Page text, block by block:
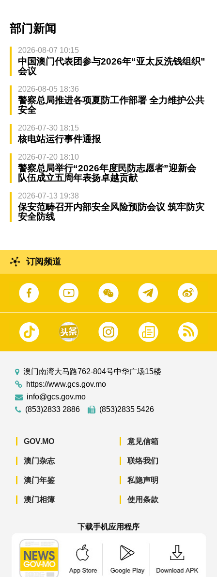
部门新闻
2026-08-07 10:15
中国澳门代表团参与2026年“亚太反洗钱组织”
会议
2026-08-05 18:36
警察总局推进各项夏防工作部署 全力维护公共
安全
2026-07-30 18:15
核电站运行事件通报
2026-07-20 18:10
警察总局举行“2026年度民防志愿者”迎新会
队伍成立五周年表扬卓越贡献
2026-07-13 19:38
保安范畴召开内部安全风险预防会议 筑牢防灾
安全防线
订阅频道
澳门南湾大马路762-804号中华广场15楼
https://www.gcs.gov.mo
info@gcs.gov.mo
(853)2833 2886
(853)2835 5426
GOV.MO
澳门杂志
澳门年鉴
澳门相簿
意见信箱
联络我们
私隐声明
使用条款
下载手机应用程序